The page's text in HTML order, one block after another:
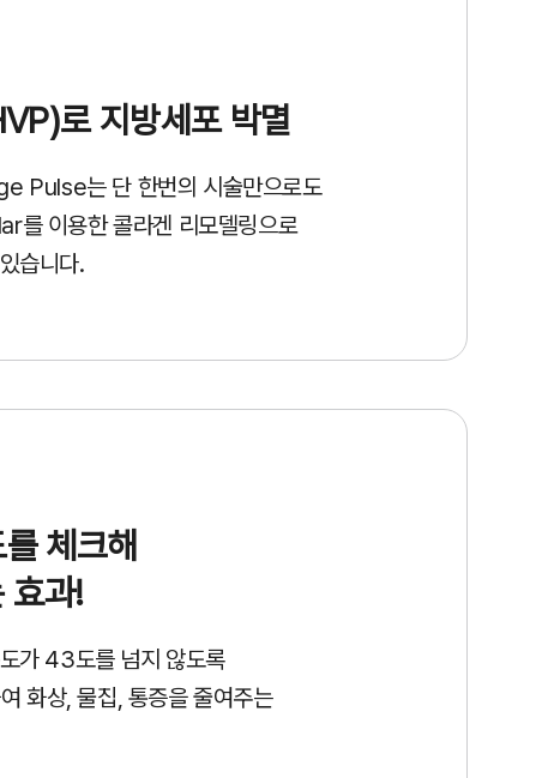
로지방세포 박멸
Pulse는 단 한번의 시술만으로도
를 이용한 콜라겐 리모델링으로
습니다.
체크해
효과!
가 43도를 넘지 않도록
화상, 물집, 통증을줄여주는